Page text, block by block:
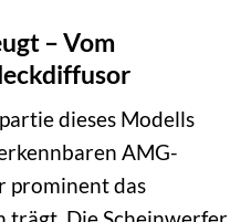
– Vom
dieses Modells
AMG-
prominent das